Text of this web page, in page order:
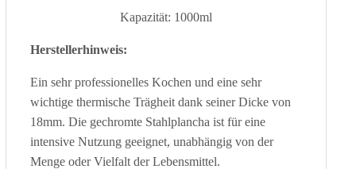
Kapazität: 1000ml
Herstellerhinweis:
Ein sehr professionelles Kochen und eine sehr
wichtige thermische Trägheit dank seiner Dicke von
18mm. Die gechromte Stahlplancha ist für eine
intensive Nutzung geeignet, unabhängig von der
Menge oder Vielfalt der Lebensmittel.